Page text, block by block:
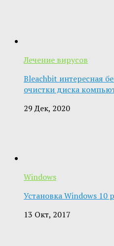
Лечение вирусов
Bleachbit интересная
очистки диска
29 Дек, 2020
Windows
Установка Windows 10
13 Окт, 2017